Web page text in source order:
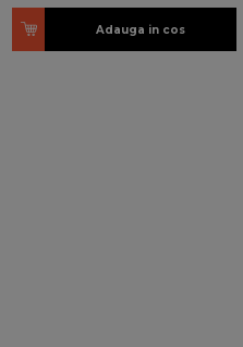
Adauga in cos